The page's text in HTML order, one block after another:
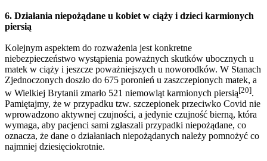
6. Działania niepożądane u kobiet w ciąży i dzieci karmionych
piersią
Kolejnym aspektem do rozważenia jest konkretne
niebezpieczeństwo wystąpienia poważnych skutków ubocznych u
matek w ciąży i jeszcze poważniejszych u noworodków. W Stanach
Zjednoczonych doszło do 675 poronień u zaszczepionych matek, a
w Wielkiej Brytanii zmarło 521 niemowląt karmionych piersią[20].
Pamiętajmy, że w przypadku tzw. szczepionek przeciwko Covid nie
wprowadzono aktywnej czujności, a jedynie czujność bierną, która
wymaga, aby pacjenci sami zgłaszali przypadki niepożądane, co
oznacza, że dane o działaniach niepożądanych należy pomnożyć co
najmniej dziesięciokrotnie.